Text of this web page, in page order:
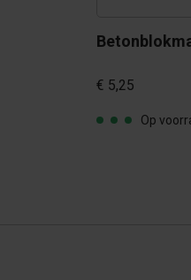
€ 5,25
Op